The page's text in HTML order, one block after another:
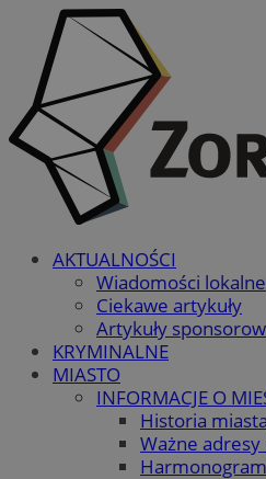
AKTUALNOŚCI
Wiadomości lokalne
Ciekawe artykuły
Artykuły
KRYMINALNE
MIASTO
INFORMACJE O
Historia miasta
Ważne